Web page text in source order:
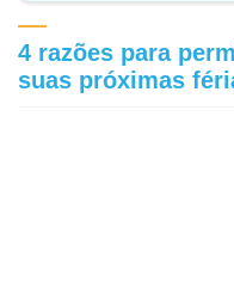
4 razões para
suas próximas